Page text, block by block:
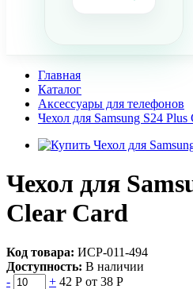
Главная
Каталог
Аксессуары для телефонов
Чехол для Samsung S24 Plus
Чехол для
Clear Card
Код товара: ИСР-011-494
Доступность: В наличии
-
+ 42 Р от 38 Р